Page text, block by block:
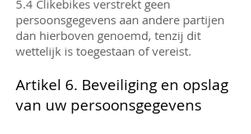
5.4 Clikebikes verstrekt geen
persoonsgegevens aan andere partijen
dan hierboven genoemd, tenzij dit
wettelijk is toegestaan ​​of vereist.
Artikel 6. Beveiliging en opslag
van uw persoonsgegevens